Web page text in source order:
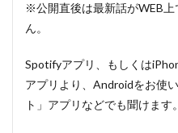
※公開直後は最新話がWEB
ん。
Spotifyアプリ、もしくは
アプリより、Androidをお使
ト」アプリなどでも聞けます。